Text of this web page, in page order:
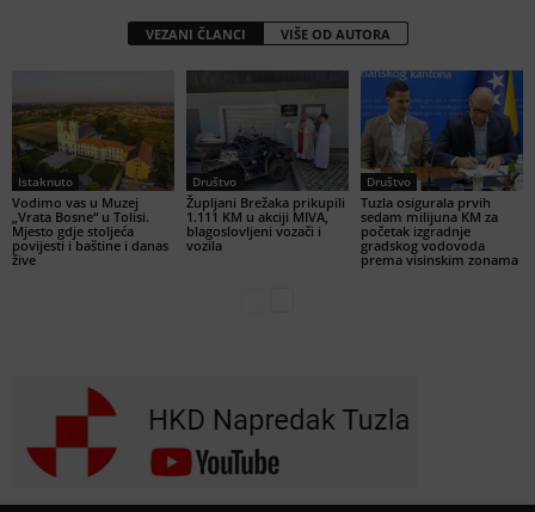
VEZANI ČLANCI VIŠE OD AUTORA
Istaknuto
Vodimo vas u Muzej
„Vrata Bosne“ u Tolisi.
Mjesto gdje stoljeća
povijesti i baštine i danas
žive
Društvo
Župljani Brežaka prikupili
1.111 KM u akciji MIVA,
blagoslovljeni vozači i
vozila
Društvo
Tuzla osigurala prvih
sedam milijuna KM za
početak izgradnje
gradskog vodovoda
prema visinskim zonama